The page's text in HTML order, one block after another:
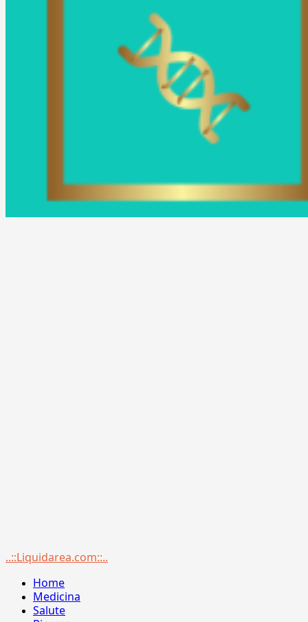
Menu
..::Liquidarea.com::..
Home
Medicina
Salute